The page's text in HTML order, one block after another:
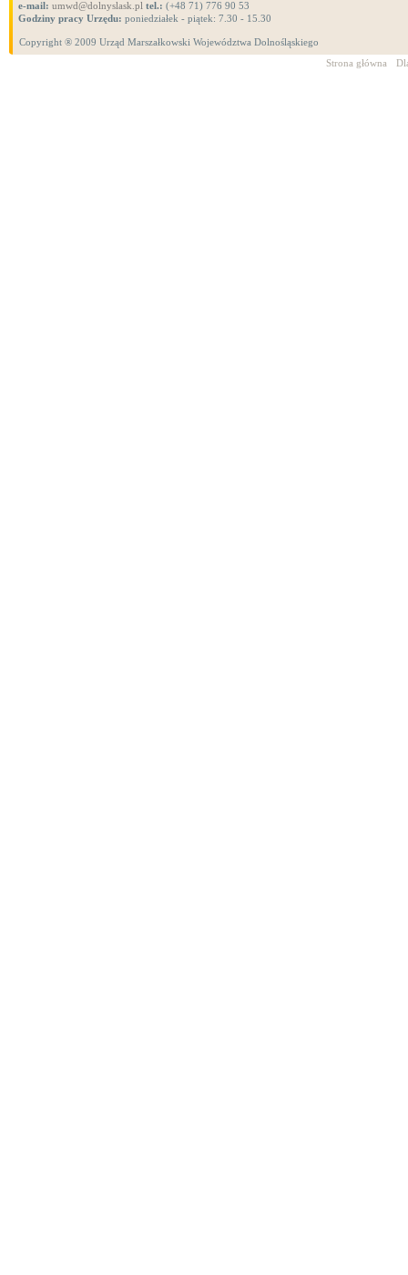
e-mail: umwd@dolnyslask.pl tel.: (+48 71) 776 90 53
Godziny pracy Urzędu: poniedziałek - piątek: 7.30 - 15.30
Copyright ® 2009 Urząd Marszałkowski Województwa Dolnośląskiego
Strona główna